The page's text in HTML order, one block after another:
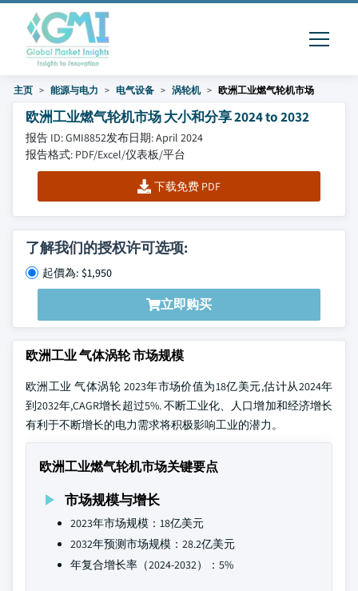
主页 能源与电力 电气设备 涡轮机 欧洲工业燃气轮机市场
欧洲工业燃气轮机市场 大小和分享 2024 to 2032
报告 ID: GMI8852发布日期: April 2024
报告格式: PDF/Excel/仪表板/平台
下载免费 PDF
了解我们的授权许可选项:
起價為: $1,950
立即购买
欧洲工业 气体涡轮 市场规模
欧洲工业 气体涡轮 2023年市场价值为18亿美元,估计从2024年
到2032年,CAGR增长超过5%. 不断工业化、人口增加和经济增长
有利于不断增长的电力需求将积极影响工业的潜力。
欧洲工业燃气轮机市场关键要点
市场规模与增长
2023年市场规模：18亿美元
2032年预测市场规模：28.2亿美元
年复合增长率（2024-2032）：5%